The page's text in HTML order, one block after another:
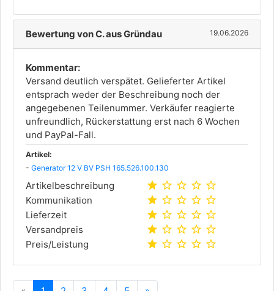
Bewertung von C. aus Gründau 19.06.2026
Kommentar:
Versand deutlich verspätet. Gelieferter Artikel
entsprach weder der Beschreibung noch der
angegebenen Teilenummer. Verkäufer reagierte
unfreundlich, Rückerstattung erst nach 6 Wochen
und PayPal-Fall.
Artikel:
- Generator 12 V BV PSH 165.526.100.130
Artikelbeschreibung star star_outline star_outline star_outline star_outline
Kommunikation star star_outline star_outline star_outline star_outline
Lieferzeit star star_outline star_outline star_outline star_outline
Versandpreis star star_outline star_outline star_outline star_outline
Preis/Leistung star star_outline star_outline star_outline star_outline